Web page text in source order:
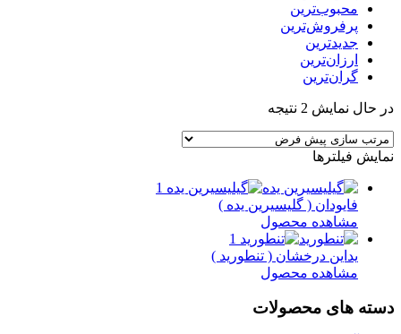
محبوب‌ترین
پرفروش‌ترین
جدیدترین
ارزان‌ترین
گران‌ترین
در حال نمایش 2 نتیجه
نمایش فیلترها
فایودان ( گلیسیرین یده )
مشاهده محصول
یداین درخشان ( تنطورید )
مشاهده محصول
دسته های محصولات